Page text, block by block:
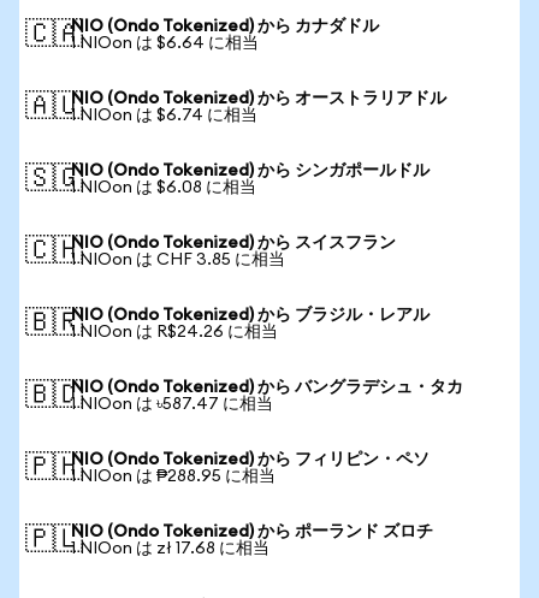
🇨🇦NIO (Ondo Tokenized) から カナダドル
1 NIOon は $6.64 に相当
🇦🇺NIO (Ondo Tokenized) から オーストラリアドル
1 NIOon は $6.74 に相当
🇸🇬NIO (Ondo Tokenized) から シンガポールドル
1 NIOon は $6.08 に相当
🇨🇭NIO (Ondo Tokenized) から スイスフラン
1 NIOon は CHF 3.85 に相当
🇧🇷NIO (Ondo Tokenized) から ブラジル・レアル
1 NIOon は R$24.26 に相当
🇧🇩NIO (Ondo Tokenized) から バングラデシュ・タカ
1 NIOon は ৳587.47 に相当
🇵🇭NIO (Ondo Tokenized) から フィリピン・ペソ
1 NIOon は ₱288.95 に相当
🇵🇱NIO (Ondo Tokenized) から ポーランド ズロチ
1 NIOon は zł 17.68 に相当